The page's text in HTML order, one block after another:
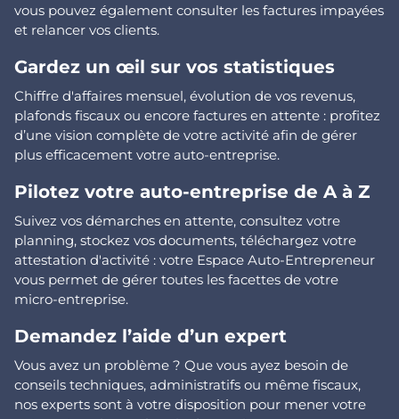
vous pouvez également consulter les factures impayées
et relancer vos clients.
Gardez un œil sur vos statistiques
Chiffre d'affaires mensuel, évolution de vos revenus,
plafonds fiscaux ou encore factures en attente : profitez
d’une vision complète de votre activité afin de gérer
plus efficacement votre auto-entreprise.
Pilotez votre auto-entreprise de A à Z
Suivez vos démarches en attente, consultez votre
planning, stockez vos documents, téléchargez votre
attestation d'activité : votre Espace Auto-Entrepreneur
vous permet de gérer toutes les facettes de votre
micro-entreprise.
Demandez l’aide d’un expert
Vous avez un problème ? Que vous ayez besoin de
conseils techniques, administratifs ou même fiscaux,
nos experts sont à votre disposition pour mener votre